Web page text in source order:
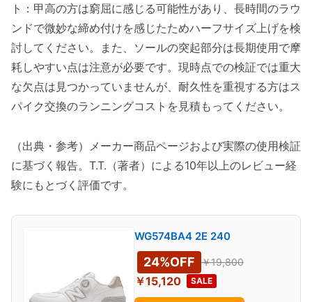
ト：甲高の方は窮屈に感じる可能性があり、長時間のラウ
ンドで微妙な締め付けを感じたためハーフサイズ上げを検
討してください。また、ソールの突起部分は長期使用で摩
耗しやすい点は注意が必要です。現時点での検証では重大
な欠点は見つかっていませんが、耐久性を重視する方はス
パイク交換のランニングコストを見積もってください。
（出典・参考）メーカー商品ページおよび実際の使用検証
に基づく報告。T.T.（著者）による10年以上のレビュー経
験にもとづく評価です。
WG574BA4 2E 240
￥19,800
￥15,120 SALE
24%OFF